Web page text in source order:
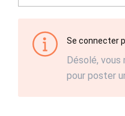
Se connecter
Désolé, vous
pour poster